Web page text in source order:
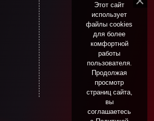
Этот сайт
использует
файлы cookies
для более
комфортной
работы
пользователя.
Продолжая
просмотр
страниц сайта,
вы
соглашаетесь